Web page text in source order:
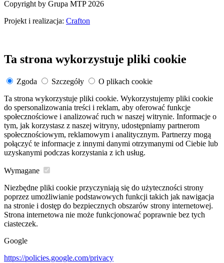
Copyright by Grupa MTP 2026
Projekt i realizacja: Crafton
Ta strona wykorzystuje pliki cookie
Zgoda Szczegóły
O plikach cookie
Ta strona wykorzystuje pliki cookie. Wykorzystujemy pliki cookie
do spersonalizowania treści i reklam, aby oferować funkcje
społecznościowe i analizować ruch w naszej witrynie. Informacje o
tym, jak korzystasz z naszej witryny, udostępniamy partnerom
społecznościowym, reklamowym i analitycznym. Partnerzy mogą
połączyć te informacje z innymi danymi otrzymanymi od Ciebie lub
uzyskanymi podczas korzystania z ich usług.
Wymagane
Niezbędne pliki cookie przyczyniają się do użyteczności strony
poprzez umożliwianie podstawowych funkcji takich jak nawigacja
na stronie i dostęp do bezpiecznych obszarów strony internetowej.
Strona internetowa nie może funkcjonować poprawnie bez tych
ciasteczek.
Google
https://policies.google.com/privacy